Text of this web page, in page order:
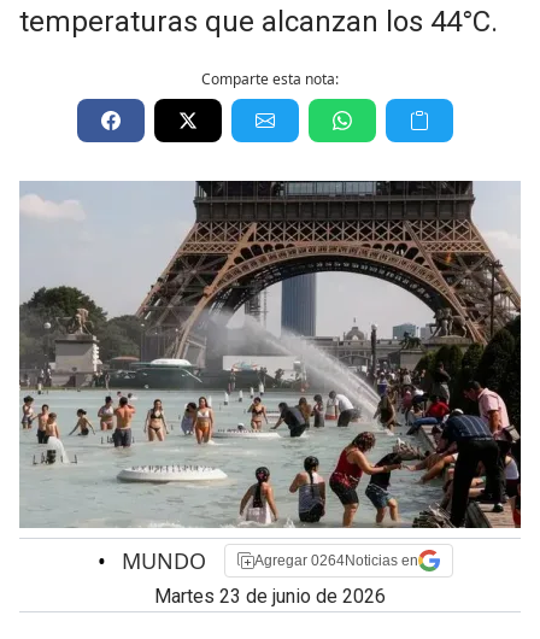
temperaturas que alcanzan los 44°C.
Comparte esta nota:
• MUNDO Agregar 0264Noticias en
martes 23 de junio de 2026